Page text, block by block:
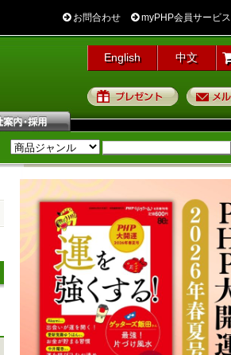
お問合わせ myPHP会員サービス
English 中文
プレゼント